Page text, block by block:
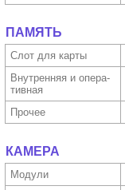
ПАМЯТЬ
Слот для карты
Внутрен­няя и опера­
тивная
Прочее
КАМЕРА
Модули